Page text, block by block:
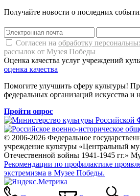
Получайте новости о последних
Согласен на обработку
рассылок от Музея Победы
Оценка качества услуг учреждений
оценка качества
Помогите улучшить сферу культуры!
федеральных организаций искусства и
Пройти опрос
© 2006-2026 Федеральное
учреждение культуры «Центральный
Отечественной войны 1941-1945 гг.»
Рекомендации по профилактике
экстремизма в Музее Победы.